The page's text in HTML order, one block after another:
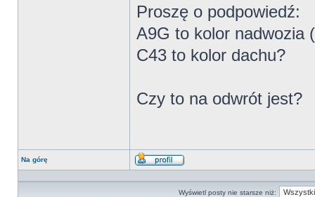
Proszę o podpowiedź:
A9G to kolor nadwozia
C43 to kolor dachu?
Czy to na odwrót jest?
Na górę
Wyświetl
Wyświetl posty nie starsze niż: